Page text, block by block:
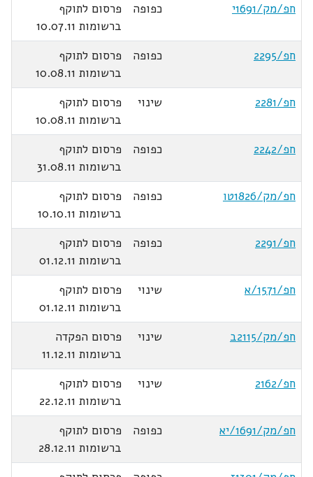
חפ/מק/1691י
כפופה
פרסום לתוקף
ברשומות 10.07.11
חפ/2295
כפופה
פרסום לתוקף
ברשומות 10.08.11
חפ/2281
שינוי
פרסום לתוקף
ברשומות 10.08.11
חפ/2242
כפופה
פרסום לתוקף
ברשומות 31.08.11
חפ/מק/1826טו
כפופה
פרסום לתוקף
ברשומות 10.10.11
חפ/2291
כפופה
פרסום לתוקף
ברשומות 01.12.11
חפ/1571/א
שינוי
פרסום לתוקף
ברשומות 01.12.11
חפ/מק/2115ב
שינוי
פרסום הפקדה
ברשומות 11.12.11
חפ/2162
שינוי
פרסום לתוקף
ברשומות 22.12.11
חפ/מק/1691/יא
כפופה
פרסום לתוקף
ברשומות 28.12.11